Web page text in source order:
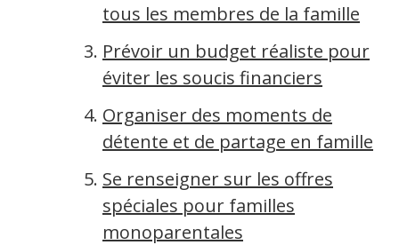
tous les membres de la famille
Prévoir un budget réaliste pour
éviter les soucis financiers
Organiser des moments de
détente et de partage en famille
Se renseigner sur les offres
spéciales pour familles
monoparentales